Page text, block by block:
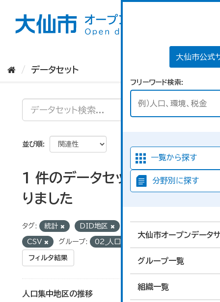
大仙市公式
フリーワード検索
一覧から探す
分野別に探す
大仙市オープンデータ
グループ一覧
組織一覧
データセット
並び順
1 件のデータセットが見つか
りました
タグ: 統計 DID地区
CSV グループ: 02_人口・世帯
フィルタ結果
人口集中地区の推移